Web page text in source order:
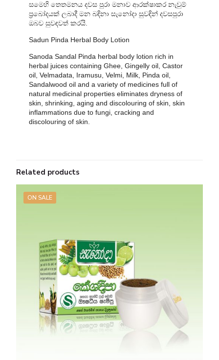
සමෙහි තෙතමනය දවස පුරා මනාව ආරක්ෂාකර නැවුම්
ප්‍රබෝදයක් ලබාදී මන බඳිනා සැනෝදා සුවඳින් දවසපුරා
ඔබව සුවඳවත් කරයි.
Sadun Pinda Herbal Body Lotion
Sanoda Sandal Pinda herbal body lotion rich in
herbal juices containing Ghee, Gingelly oil, Castor
oil, Velmadata, Iramusu, Velmi, Milk, Pinda oil,
Sandalwood oil and a variety of medicines full of
natural medicinal properties eliminates dryness of
skin, shrinking, aging and discolouring of skin, skin
inflammations due to fungi, cracking and
discolouring of skin.
Related products
ON SALE